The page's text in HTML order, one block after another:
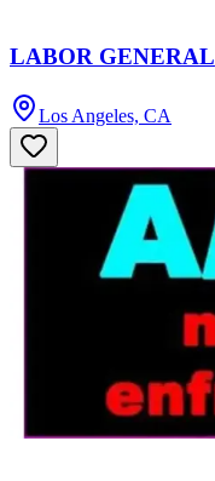
LABOR GENERAL
Los Angeles, CA